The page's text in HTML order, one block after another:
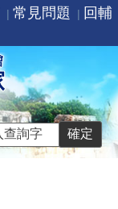
常見問題
回輔